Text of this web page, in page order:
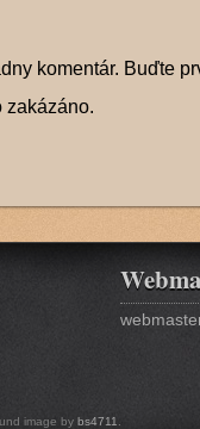
komentár. Buďte
zakázáno.
image by bs4711